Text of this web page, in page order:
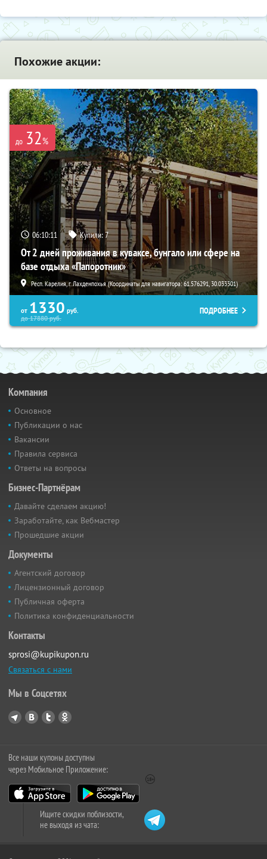
Похожие акции:
до 32%
06:10:10 Купили:7
От 2 дней проживания в куваксе, бунгало или сфере на
базе отдыха «Папоротник»
Респ. Карелия, г. Лахденпохья (Координаты для навигатора: 61.576291, 30.033301)
от 1330 руб.
до17880руб.
ПОДРОБНЕЕ
Компания
Основное
Публикации о нас
Вакансии
Правила сервиса
Ответы на вопросы
Бизнес-Партнёрам
Давайте сделаем акцию!
Заработайте, как Вебмастер
Прошедшие акции
Документы
Агентский договор
Лицензионный договор
Публичная оферта
Политика конфиденциальности
Контакты
sprosi@kupikupon.ru
Связаться с нами
Мы в Соцсетях
Все наши купоны доступны
через Мобильное Приложение:
Ищите скидки поблизости,
не выходя из чата: